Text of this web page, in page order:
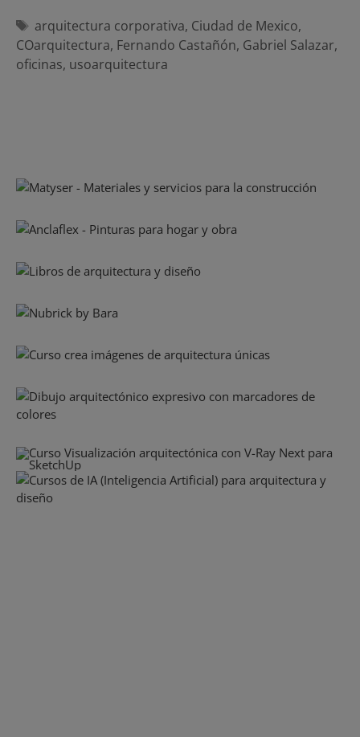
Etiquetas
arquitectura corporativa, Ciudad de Mexico,
COarquitectura, Fernando Castañón, Gabriel Salazar,
oficinas, usoarquitectura